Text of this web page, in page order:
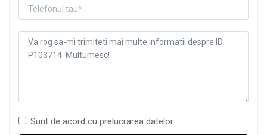
Sunt de acord cu prelucrarea datelor